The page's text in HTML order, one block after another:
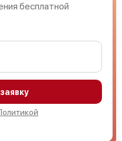
бесплатной